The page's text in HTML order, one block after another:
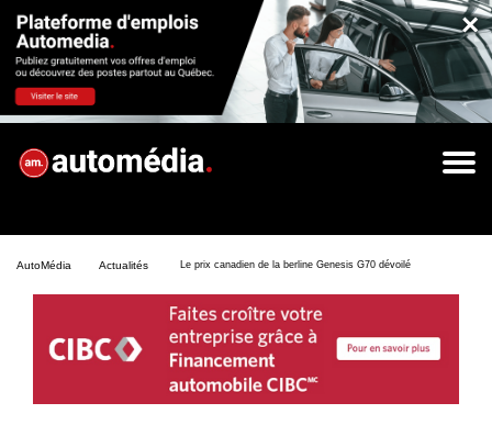
×
AutoMédia Actualités Le prix canadien de la berline Genesis G70 dévoilé